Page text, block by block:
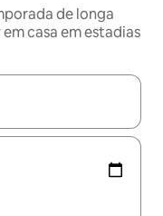
de longa
casa em estadias
explore-os